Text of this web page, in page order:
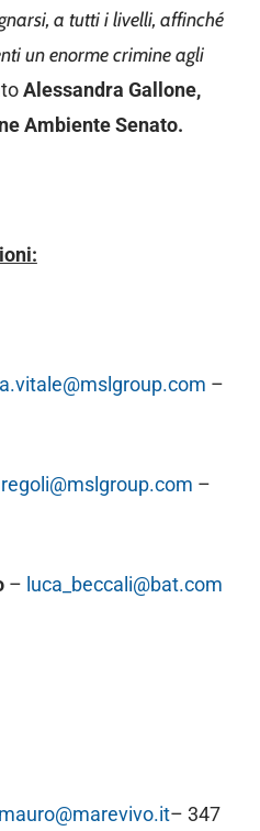
a tutti i livelli, affinché
un enorme crimine agli
Alessandra Gallone,
Ambiente Senato.
–
–
– luca_beccali@bat.com
– 347